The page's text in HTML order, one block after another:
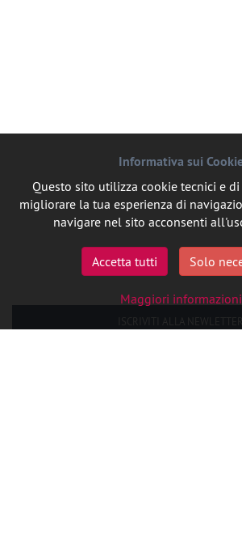
Informativa sui
Questo sito utilizza cookie tecnici e
migliorare la tua esperienza di
navigare nel sito acconsenti
Accetta tutti Solo
Maggiori informazioni